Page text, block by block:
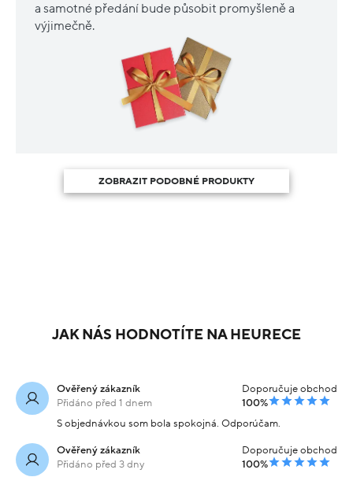
a samotné předání bude působit promyšleně a
výjimečně.
ZOBRAZIT PODOBNÉ PRODUKTY
JAK NÁS HODNOTÍTE NA HEURECE
Ověřený zákazník
Přidáno před 1 dnem
Doporučuje obchod
100%
S objednávkou som bola spokojná. Odporúčam.
Ověřený zákazník
Přidáno před 3 dny
Doporučuje obchod
100%